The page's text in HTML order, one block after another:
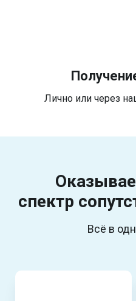
Лично или через
спектр
Всё в